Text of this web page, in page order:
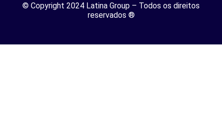
© Copyright 2024 Latina Group – Todos os direitos
reservados ®